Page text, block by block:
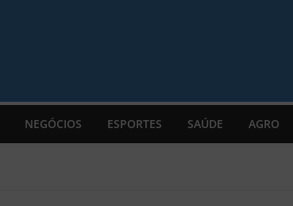
NEGÓCIOS ESPORTES SAÚDE AGRO